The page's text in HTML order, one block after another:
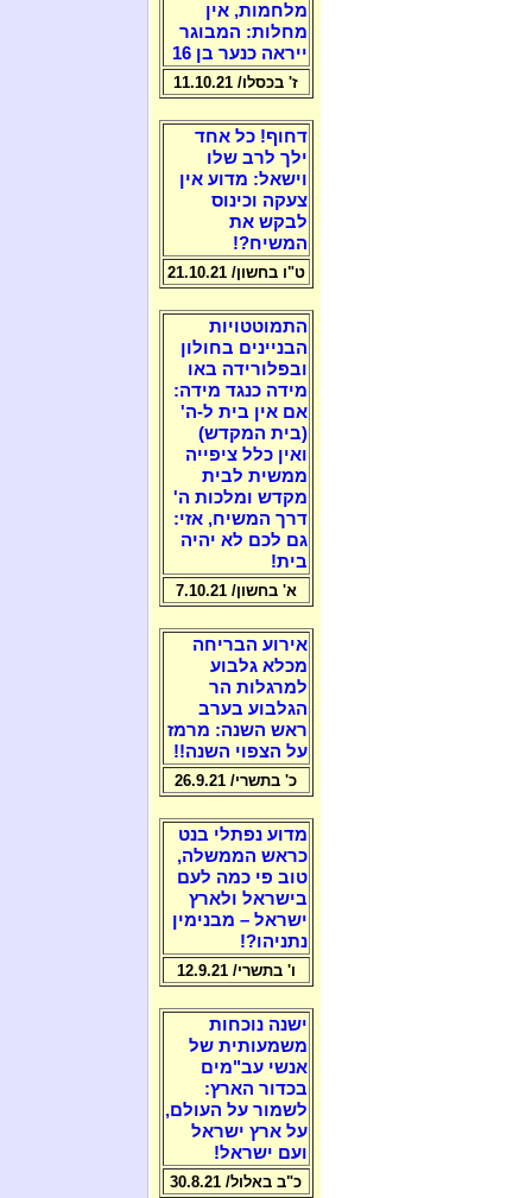
מלחמות, אין
מחלות: המבוגר
ייראה כנער בן 16
ז' בכסלו/ 11.10.21
דחוף! כל אחד
ילך לרב שלו
וישאל: מדוע אין
צעקה וכינוס
לבקש את
המשיח?!
ט"ו בחשון/ 21.10.21
התמוטטויות
הבניינים בחולון
ובפלורידה באו
מידה כנגד מידה:
אם אין בית ל-ה'
(בית המקדש)
ואין כלל ציפייה
ממשית לבית
מקדש ומלכות ה'
דרך המשיח, אזי:
גם לכם לא יהיה
בית!
א' בחשון/ 7.10.21
אירוע הבריחה
מכלא גלבוע
למרגלות הר
הגלבוע בערב
ראש השנה: מרמז
על הצפוי השנה!!
כ' בתשרי/ 26.9.21
מדוע נפתלי בנט
כראש הממשלה,
טוב פי כמה לעם
בישראל ולארץ
ישראל – מבנימין
נתניהו?!
ו' בתשרי/ 12.9.21
ישנה נוכחות
משמעותית של
אנשי עב"מים
בכדור הארץ:
לשמור על העולם,
על ארץ ישראל
ועם ישראל!
כ"ב באלול/ 30.8.21